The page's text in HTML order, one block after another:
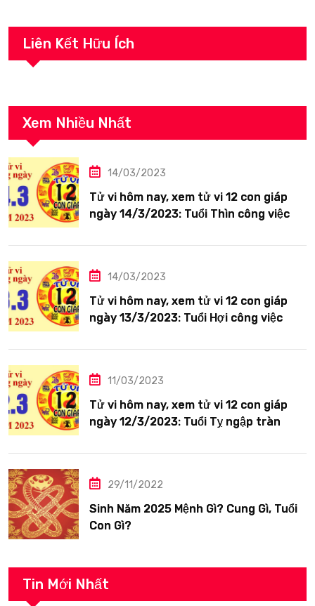
Liên Kết Hữu Ích
Xem Nhiều Nhất
14/03/2023
Tử vi hôm nay, xem tử vi 12 con giáp
ngày 14/3/2023: Tuổi Thìn công việc
14/03/2023
Tử vi hôm nay, xem tử vi 12 con giáp
ngày 13/3/2023: Tuổi Hợi công việc
11/03/2023
Tử vi hôm nay, xem tử vi 12 con giáp
ngày 12/3/2023: Tuổi Tỵ ngập tràn
29/11/2022
Sinh Năm 2025 Mệnh Gì? Cung Gì, Tuổi
Con Gì?
Tin Mới Nhất